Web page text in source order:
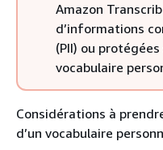
Amazon
d’informations
(PII) ou
vocabulaire
Considérations à
d’un vocabulaire